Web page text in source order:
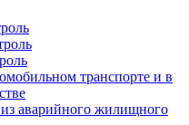
транспорте и в
аварийного жилищного